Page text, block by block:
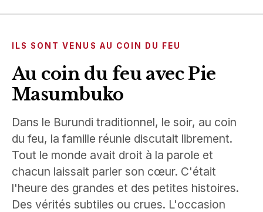
ILS SONT VENUS AU COIN DU FEU
Au coin du feu avec Pie
Masumbuko
Dans le Burundi traditionnel, le soir, au coin
du feu, la famille réunie discutait librement.
Tout le monde avait droit à la parole et
chacun laissait parler son cœur. C'était
l'heure des grandes et des petites histoires.
Des vérités subtiles ou crues. L'occasion